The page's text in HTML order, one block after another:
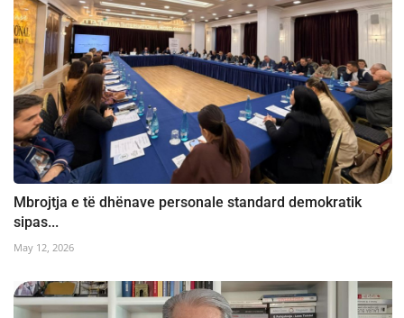
Mbrojtja e të dhënave personale standard demokratik
sipas...
May 12, 2026